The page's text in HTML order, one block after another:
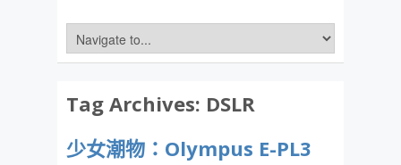
Tag Archives: DSLR
少女潮物：Olympus E-PL3